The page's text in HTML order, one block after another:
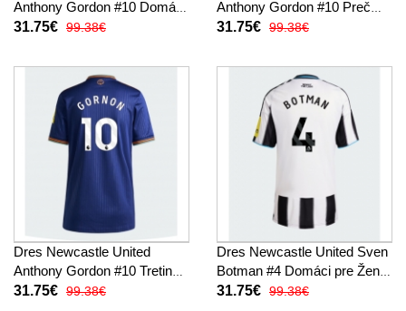
Anthony Gordon #10 Domáci
pre Ženy 2025-26 Krátky
31.75€ 99.38€
Anthony Gordon #10 Preč
pre Ženy 2025-26 Krátky
31.75€ 99.38€
Dres Newcastle United
Anthony Gordon #10 Tretina
pre Ženy 2025-26 Krátky
31.75€ 99.38€
Dres Newcastle United Sven
Botman #4 Domáci pre Ženy
2025-26 Krátky Rukáv
31.75€ 99.38€